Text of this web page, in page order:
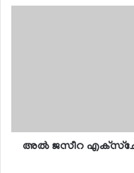
അല്‍ ജസീറ